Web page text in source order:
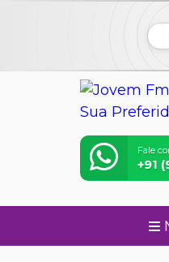
Fale
+91